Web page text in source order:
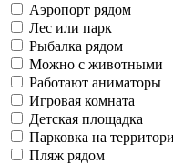
Аэропорт рядом
Лес или парк
Рыбалка рядом
Можно с животными
Работают аниматоры
Игровая комната
Детская площадка
Парковка на
Пляж рядом